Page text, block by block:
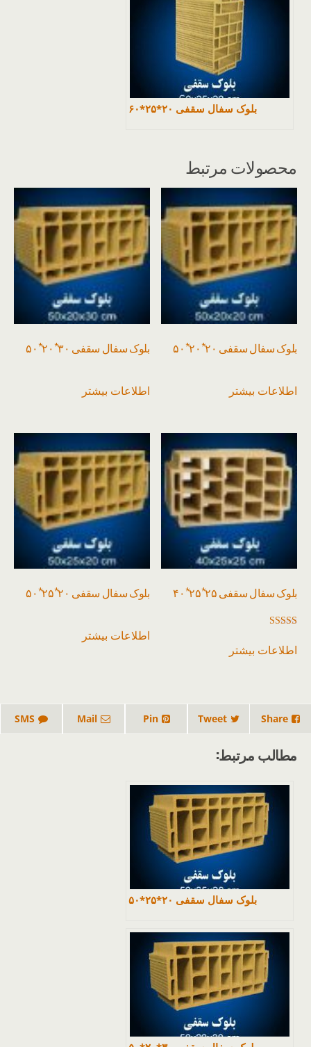
بلوک سفال سقفی ۲۰*۲۵*۶۰
محصولات مرتبط
بلوک سفال سقفی ۲۰*۲۰*۵۰
اطلاعات بیشتر
بلوک سفال سقفی ۳۰*۲۰*۵۰
اطلاعات بیشتر
بلوک سفال سقفی ۲۵*۲۵*۴۰
5.00
از 5
اطلاعات بیشتر
بلوک سفال سقفی ۲۰*۲۵*۵۰
اطلاعات بیشتر
Share
Tweet
Pin
Mail
SMS
مطالب مرتبط:
بلوک سفال سقفی ۲۰*۲۵*۵۰